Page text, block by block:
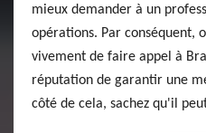
mieux demander à un
opérations. Par conséquent,
vivement de faire appel à
réputation de garantir une
côté de cela, sachez qu'il